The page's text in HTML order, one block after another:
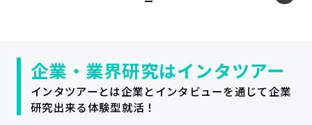
企業・業界研究はインタツアー
インタツアーとは企業とインタビューを通じて企業
研究出来る体験型就活！